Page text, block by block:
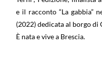
e il racconto “La gabbia”
(2022) dedicata al borgo di
È nata e vive a Brescia.